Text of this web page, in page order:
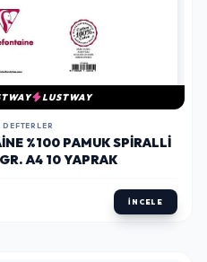
LUSTWAY
%100 PAMUK SPIRALLI
A4 10 YAPRAK
İNCELE